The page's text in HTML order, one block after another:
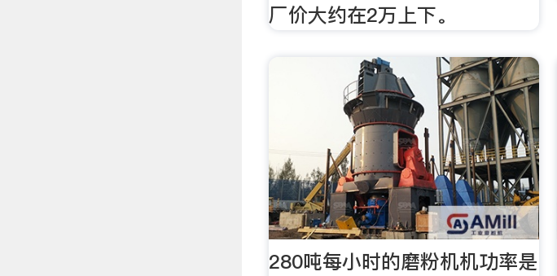
厂价大约在2万上下。
280吨每小时的磨粉机机功率是